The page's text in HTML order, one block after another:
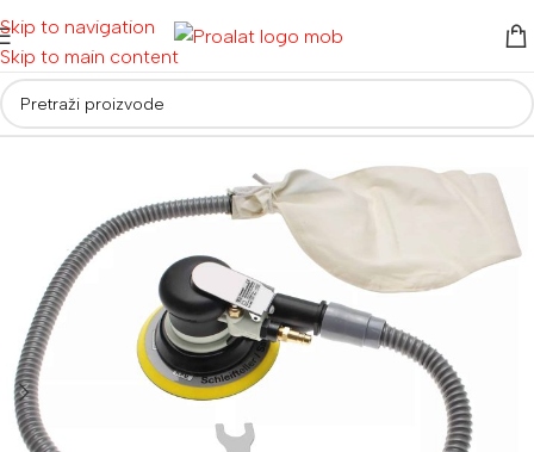
Skip to navigation
Skip to main content
Početna/ Kompresori i pneumatski alat